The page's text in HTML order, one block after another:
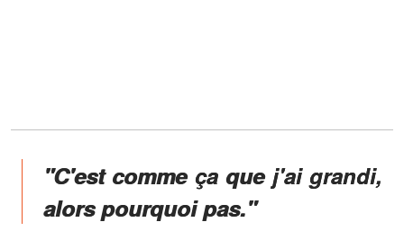
"C'est comme ça que j'ai grandi,
alors pourquoi pas."